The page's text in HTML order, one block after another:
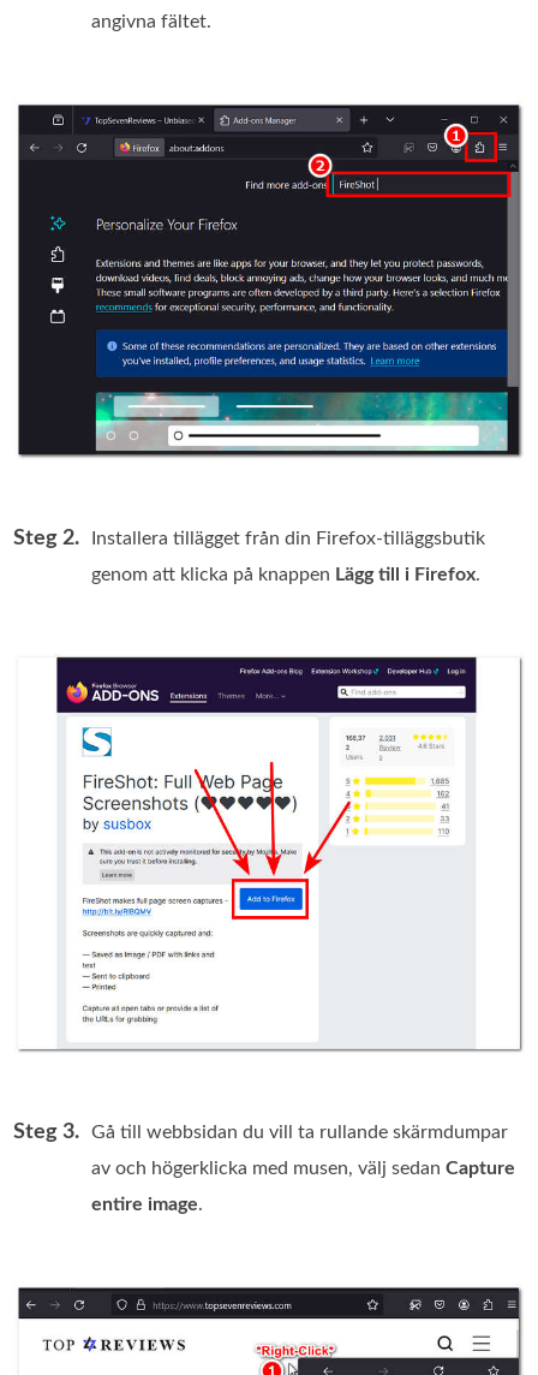
angivna fältet.
Steg 2.
Installera tillägget från din Firefox-tilläggsbutik
genom att klicka på knappen Lägg till i Firefox.
Steg 3.
Gå till webbsidan du vill ta rullande skärmdumpar
av och högerklicka med musen, välj sedanCapture
entire image.